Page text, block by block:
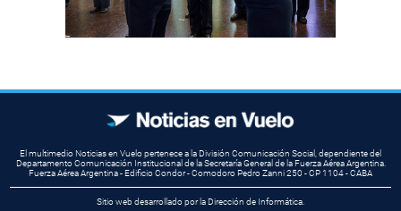
El multimedio Noticias en Vuelo pertenece a la División Comunicación Social, dependiente del
Departamento Comunicación Institucional de la Secretaría General de la Fuerza Aérea Argentina.
Fuerza Aérea Argentina - Edificio Condor - Comodoro Pedro Zanni 250 - CP 1104 - CABA
Sitio web desarrollado por la Dirección de Informática.